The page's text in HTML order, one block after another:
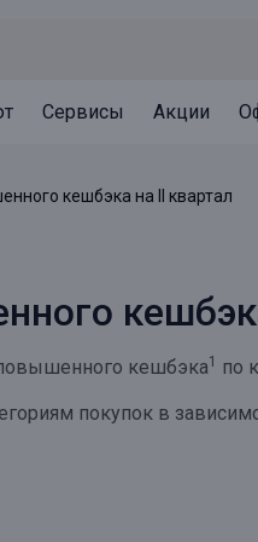
Система страхования
Архив вкладов
Привилегии для
Реструктуризация
Документы
Кешбэк
Сервисы
Акции
кешбэка на II квартал
кешбэка1
по
покупок в